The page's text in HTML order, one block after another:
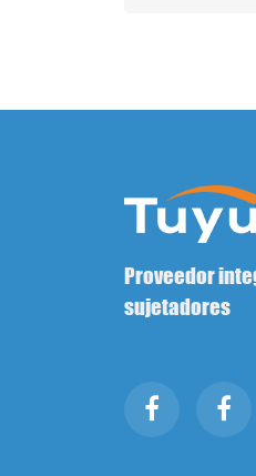
Proveedor
sujetadores